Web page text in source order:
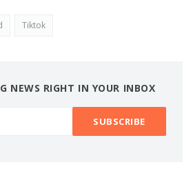
Tiktok
NEWS RIGHT IN YOUR INBOX